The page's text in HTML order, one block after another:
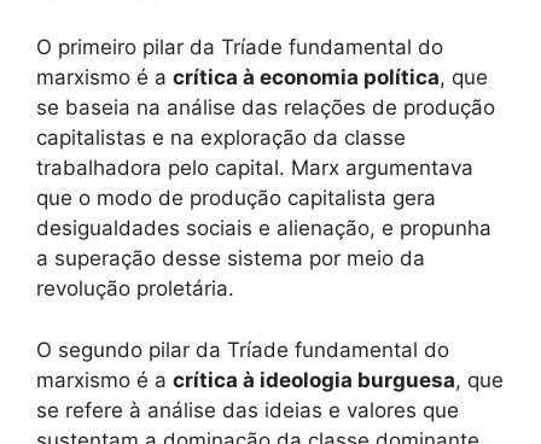
O primeiro pilar da Tríade fundamental do
marxismo é a crítica à economia política, que
se baseia na análise das relações de produção
capitalistas e na exploração da classe
trabalhadora pelo capital. Marx argumentava
que o modo de produção capitalista gera
desigualdades sociais e alienação, e propunha
a superação desse sistema por meio da
revolução proletária.
O segundo pilar da Tríade fundamental do
marxismo é a crítica à ideologia burguesa, que
se refere à análise das ideias e valores que